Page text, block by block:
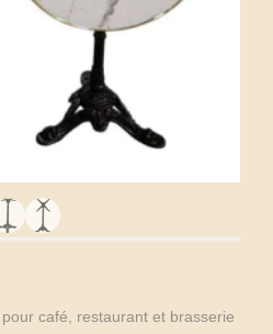
café, restaurant et brasserie